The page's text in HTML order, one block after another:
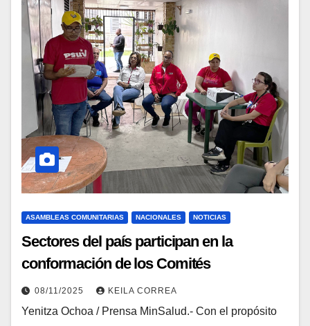
ASAMBLEAS COMUNITARIAS NACIONALES NOTICIAS
Sectores del país participan en la
conformación de los Comités
Bolivarianos de Base Integral
08/11/2025 KEILA CORREA
Yenitza Ochoa / Prensa MinSalud.- Con el propósito